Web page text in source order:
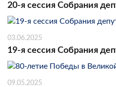
20-я сессия Собрания
03.06.2025
19-я сессия Собрания
09.05.2025